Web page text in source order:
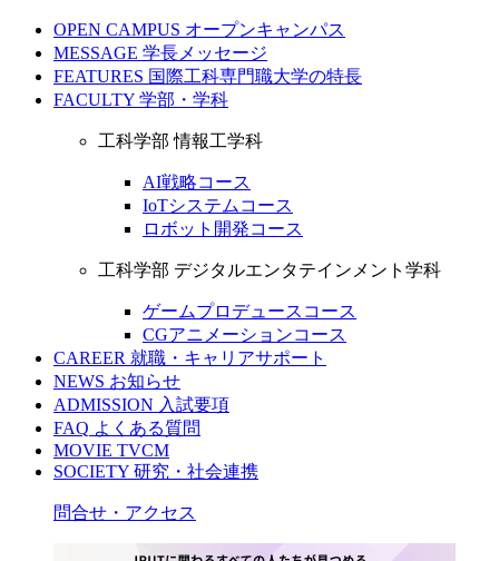
OPEN CAMPUS オープンキャンパス
MESSAGE 学長メッセージ
FEATURES 国際工科専門職大学の特長
FACULTY 学部・学科
工科学部 情報工学科
AI戦略コース
IoTシステムコース
ロボット開発コース
工科学部 デジタルエンタテインメント学科
ゲームプロデュースコース
CGアニメーションコース
CAREER 就職・キャリアサポート
NEWS お知らせ
ADMISSION 入試要項
FAQ よくある質問
MOVIE TVCM
SOCIETY 研究・社会連携
問合せ・アクセス